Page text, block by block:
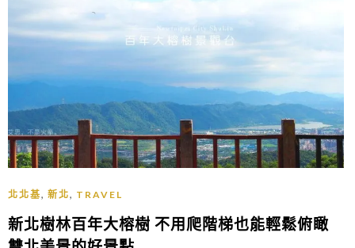
北北基, 新北, TRAVEL
新北樹林百年大榕樹 不用爬階梯也能輕鬆俯瞰